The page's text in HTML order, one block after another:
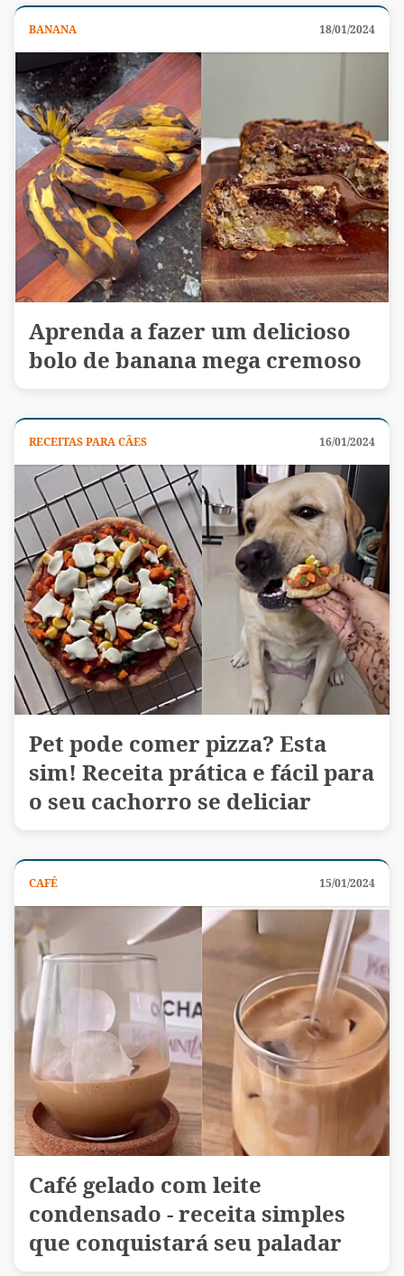
BANANA 18/01/2024
Aprenda a fazer um delicioso
bolo de banana mega cremoso
RECEITAS PARA CÃES 16/01/2024
Pet pode comer pizza? Esta
sim! Receita prática e fácil para
o seu cachorro se deliciar
CAFÉ 15/01/2024
Café gelado com leite
condensado - receita simples
que conquistará seu paladar